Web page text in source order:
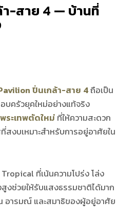
-สาย 4 — บ้านที่
ปิ่นเกล้า-สาย 4ถือเป็น
บครัวยุคใหม่อย่างแท้จริง
ระเทพตัดใหม่ ที่ให้ความสะดวก
งบเหมาะสำหรับการอยู่อาศัยใน
ที่เน้นความโปร่ง โล่ง
งช่วยให้รับแสงธรรมชาติได้มาก
ารมณ์ และสมาธิของผู้อยู่อาศัย